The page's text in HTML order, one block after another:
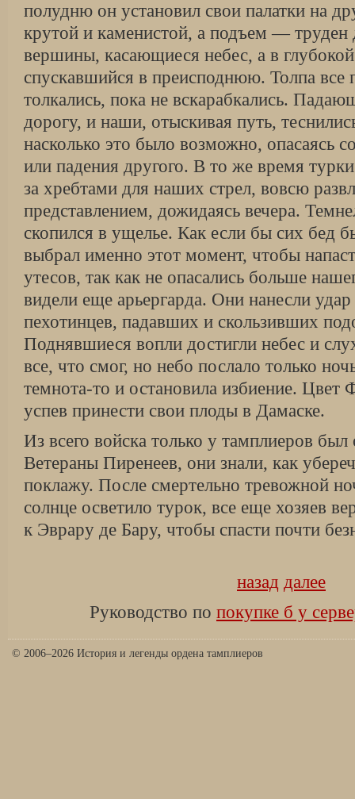
полудню он установил свои палатки на
крутой и каменистой, а подъем —
вершины, касающиеся небес, а в
спускавшийся в преисподнюю. Толпа все
толкались, пока не вскарабкались.
дорогу, и наши, отыскивая путь,
насколько это было возможно, опасаясь
или падения другого. В то же время
за хребтами для наших стрел, вовсю
представлением, дожидаясь вечера.
скопился в ущелье. Как если бы сих бед
выбрал именно этот момент, чтобы
утесов, так как не опасались больше
видели еще арьергарда. Они нанесли
пехотинцев, падавших и скользивших
Поднявшиеся вопли достигли небес и
все, что смог, но небо послало только
темнота-то и остановила избиение.
успев принести свои плоды в Дамаске.
Из всего войска только у тамплиеров
Ветераны Пиренеев, они знали, как
поклажу. После смертельно тревожной
солнце осветило турок, все еще хозяев
к Эврару де Бару, чтобы спасти почти
назад далее
Руководство по покупке б у
© 2006–2026 История и легенды ордена тамплиеров